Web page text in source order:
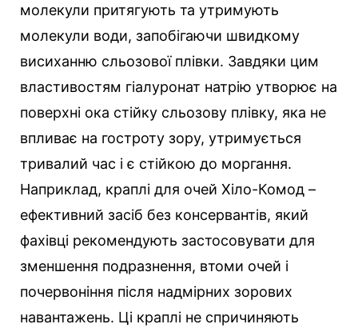
молекули притягують та утримують
молекули води, запобігаючи швидкому
висиханню сльозової плівки. Завдяки цим
властивостям гіалуронат натрію утворює на
поверхні ока стійку сльозову плівку, яка не
впливає на гостроту зору, утримується
тривалий час і є стійкою до моргання.
Наприклад, краплі для очей Хіло-Комод –
ефективний засіб без консервантів, який
фахівці рекомендують застосовувати для
зменшення подразнення, втоми очей і
почервоніння після надмірних зорових
навантажень. Ці краплі не спричиняють